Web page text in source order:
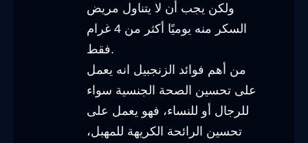
ولكن يجب أن لا يتناول مريض
السكر منه يوميًا أكثر من 4 غرام
فقط.
من أهم فوائد الزنجبيل انه يعمل
على تحسين الصحة الجنسية سواء
للرجال أو للنساء، فهو يعمل على
تحسين الرائحة الكريهة للمهبل،